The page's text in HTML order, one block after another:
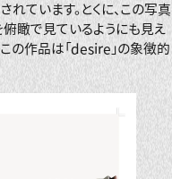
ています。とくに、この写真
瞰で見ているようにも見え
この作品は「desire」の象徴的